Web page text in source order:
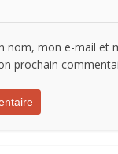
nom, mon e-mail et
prochain